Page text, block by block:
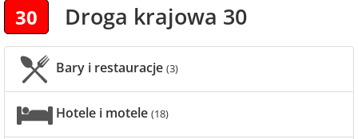
30 Droga krajowa 30
Bary i restauracje (3)
Hotele i motele (18)